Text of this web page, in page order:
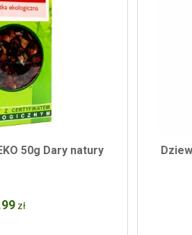
50g Dary natury
zł